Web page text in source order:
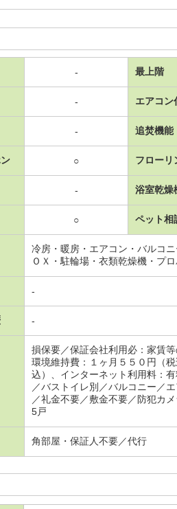
- 最上階
- エアコン
- 追焚機能
○ フローリ
- 浴室乾燥
○ ペット相
冷房・暖房・エアコン・バルコ
ＯＸ・駐輪場・衣類乾燥機・プ
-
-
損保要／保証会社利用必：家賃
環境維持費：１ヶ月５５０円（
込）、インターネット利用料：
／バストイレ別／バルコニー／
／礼金不要／敷金不要／防犯カ
5戸
角部屋・保証人不要／代行